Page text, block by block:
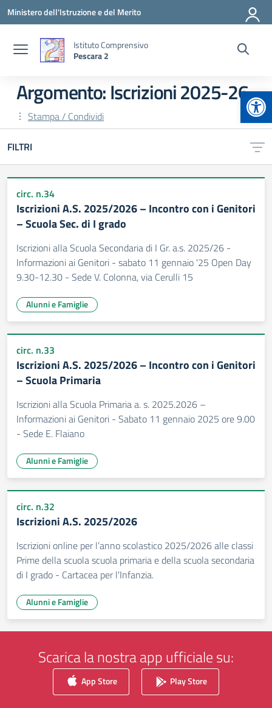
Vai ai contenuti
Vai al menu di navigazione
Vai al footer
Ministero dell'Istruzione e del Merito
Istituto Comprensivo
Pescara 2
Argomento: Iscrizioni 2025-26
Stampa / Condividi
FILTRI
circ. n.34
Iscrizioni A.S. 2025/2026 – Incontro con i Genitori
– Scuola Sec. di I grado
Iscrizioni alla Scuola Secondaria di I Gr. a.s. 2025/26 -
Informazioni ai Genitori - sabato 11 gennaio '25 Open Day
9.30-12.30 - Sede V. Colonna, via Cerulli 15
Alunni e Famiglie
circ. n.33
Iscrizioni A.S. 2025/2026 – Incontro con i Genitori
– Scuola Primaria
Iscrizioni alla Scuola Primaria a. s. 2025.2026 –
Informazioni ai Genitori - Sabato 11 gennaio 2025 ore 9.00
- Sede E. Flaiano
Alunni e Famiglie
circ. n.32
Iscrizioni A.S. 2025/2026
Iscrizioni online per l’anno scolastico 2025/2026 alle classi
Prime della scuola scuola primaria e della scuola secondaria
di I grado - Cartacea per l'Infanzia.
Alunni e Famiglie
Scarica la nostra app ufficiale su:
App Store Play Store